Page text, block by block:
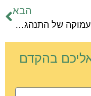
הבא
הבנה עמוקה של התנהגותם של כלבים: מדריך מקצועי
בהקדם